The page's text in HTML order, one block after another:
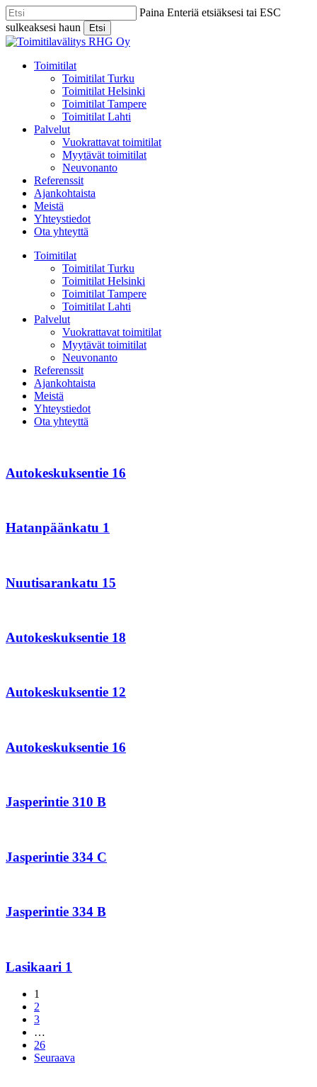
Skip
to
main
content
Paina Enteriä etsiäksesi tai ESC
sulkeaksesi haun
Etsi
Close
Menu
Toimitilat
Toimitilat Turku
Toimitilat Helsinki
Toimitilat Tampere
Toimitilat Lahti
Palvelut
Vuokrattavat toimitilat
Myytävät toimitilat
Neuvonanto
Referenssit
Ajankohtaista
Meistä
Yhteystiedot
Ota yhteyttä
Toimitilat
Toimitilat Turku
Toimitilat Helsinki
Toimitilat Tampere
Toimitilat Lahti
Palvelut
Vuokrattavat toimitilat
Myytävät toimitilat
Neuvonanto
Referenssit
Ajankohtaista
Meistä
Yhteystiedot
Ota yhteyttä
Autokeskuksentie 16
Hatanpäänkatu 1
Nuutisarankatu 15
Autokeskuksentie 18
Autokeskuksentie 12
Autokeskuksentie 16
B
Jasperintie 310 B
C
Jasperintie 334 C
B
Jasperintie 334 B
Lasikaari 1
1
2
3
…
26
Seuraava